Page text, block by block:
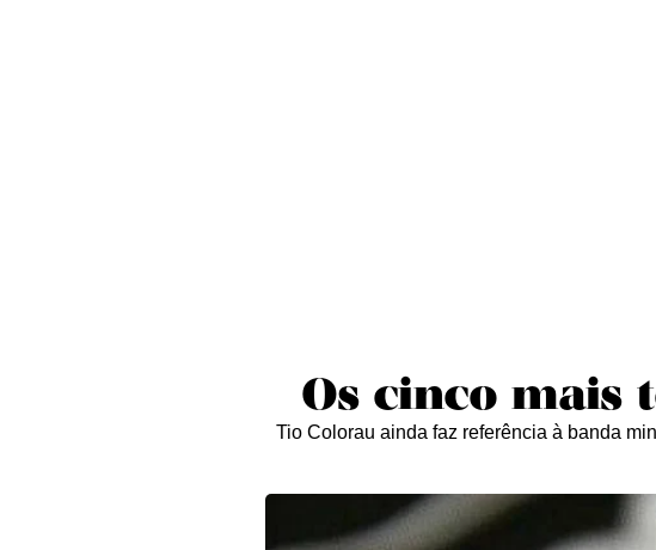
Os cinco mais
Tio Colorau ainda faz referência à banda